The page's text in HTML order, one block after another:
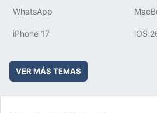
WhatsApp
iPhone 17 iOS
VER MÁS TEMAS